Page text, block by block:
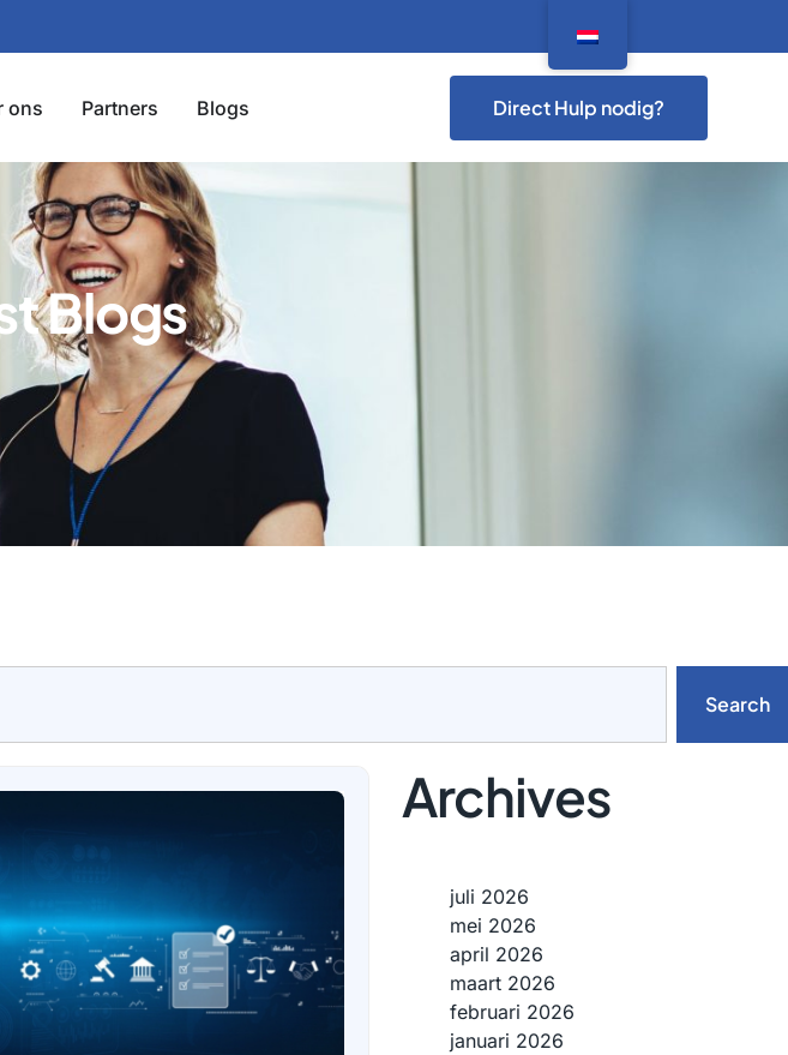
ons Partners Blogs Direct Hulp nodig?
Blogs
Search
Archives
juli 2026
mei 2026
april 2026
maart 2026
februari 2026
januari 2026